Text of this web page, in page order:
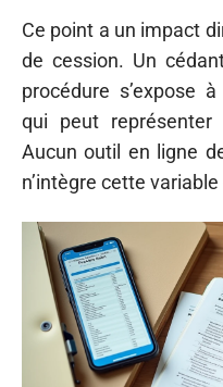
Ce point a un impact
de cession. Un
procédure s’expose
qui peut
Aucun outil en ligne
n’intègre cette